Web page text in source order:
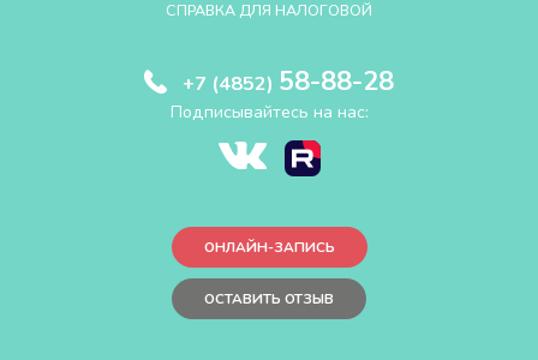
СПРАВКА ДЛЯ НАЛОГОВОЙ
+7 (4852) 58-88-28
Подписывайтесь на нас:
ОНЛАЙН-ЗАПИСЬ
ОСТАВИТЬ ОТЗЫВ